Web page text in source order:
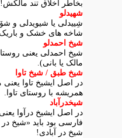
بخاطر اخلاق تند مالکش!
شهیدلو
شِییدلی یا شیویدلی و
شاخه های خشک و
شیخ احمدلو
شیخ احمدلی یعنی
مالک یا بانی).
شیخ طبق / شیخ تاوا
در اصل ایشیخ تاوا
همریشه با روستای تاوا.
شیخدرآباد
در اصل ایشیخ درآوا
فارسی بود باید «شیخ
شیخ در آبادی!